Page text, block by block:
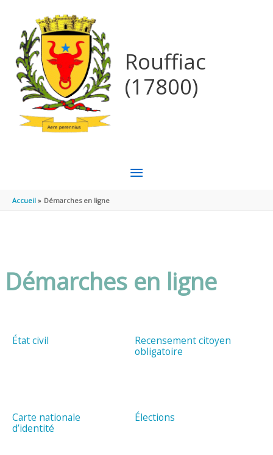
Rouffiac
(17800)
MENU
Accueil Démarches en ligne
Démarches en ligne
État civil
Recensement citoyen
obligatoire
Carte nationale
d’identité
Élections